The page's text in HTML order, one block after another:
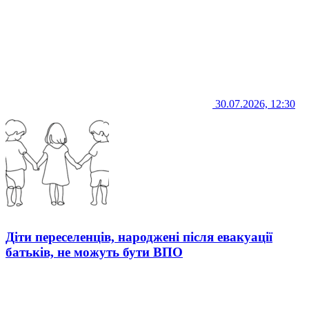
30.07.2026, 12:30
Діти переселенців, народжені після евакуації
батьків, не можуть бути ВПО